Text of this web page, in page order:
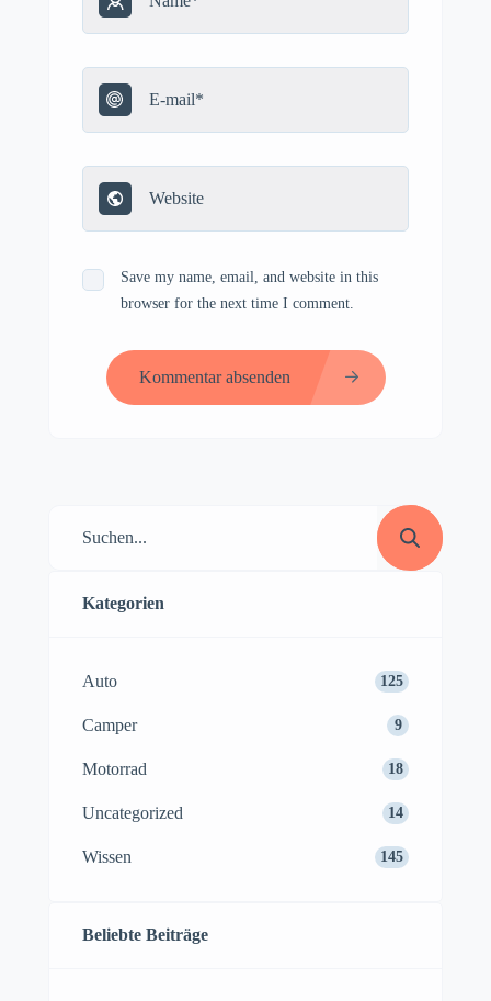
Save my name, email, and website in this
browser for the next time I comment.
Kommentar absenden
Kategorien
Auto 125
Camper 9
Motorrad 18
Uncategorized 14
Wissen 145
Beliebte Beiträge